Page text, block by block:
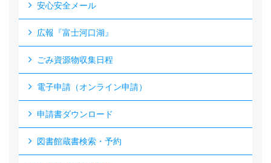
安心安全メール
広報『富士河口湖』
ごみ資源物収集日程
電子申請（オンライン申請）
申請書ダウンロード
図書館蔵書検索・予約